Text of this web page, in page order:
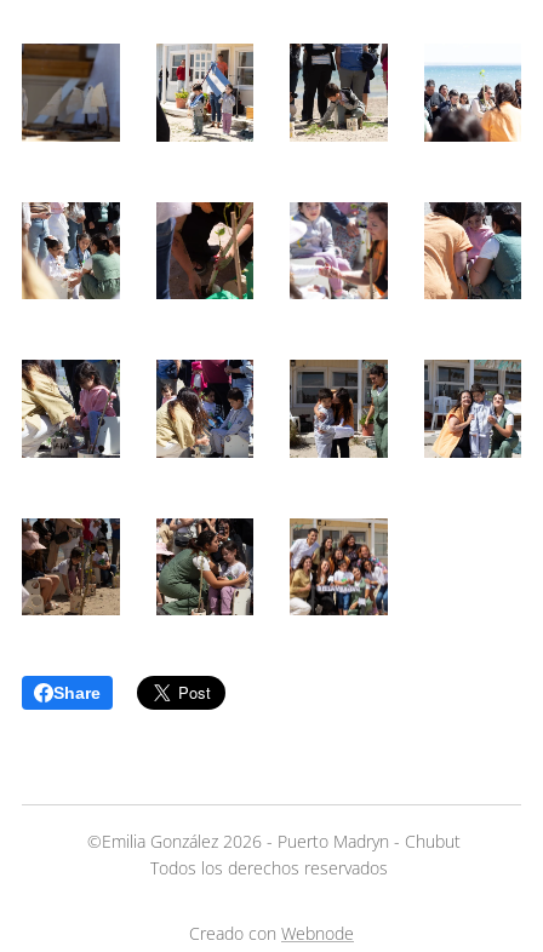
Share
©Emilia González 2026 - Puerto Madryn - Chubut
Todos los derechos reservados
Creado con Webnode